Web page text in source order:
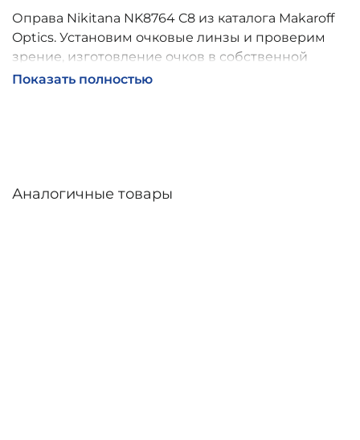
Оправа Nikitana NK8764 C8 из каталога Makaroff
Optics. Установим очковые линзы и проверим
зрение, изготовление очков в собственной
мастерской, обычно 2–5 дней, индивидуальные
Показать полностью
Аналогичные товары